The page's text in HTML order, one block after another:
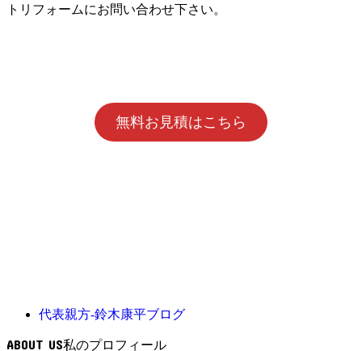
トリフォームにお問い合わせ下さい。
無料お見積はこちら
代表親方-鈴木康平ブログ
ABOUT US